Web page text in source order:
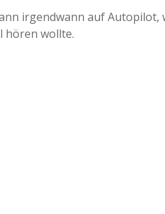
irgendwann auf
hören wollte.